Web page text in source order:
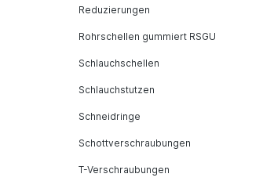
Reduzierungen
Rohrschellen gummiert RSGU
Schlauchschellen
Schlauchstutzen
Schneidringe
Schottverschraubungen
T-Verschraubungen